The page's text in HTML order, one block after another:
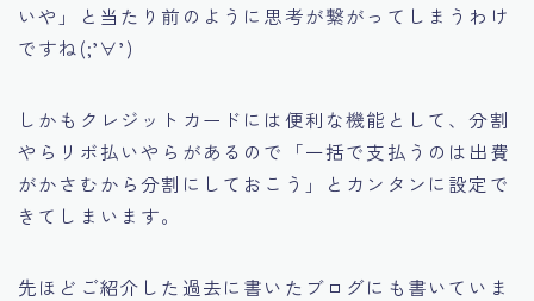
いや」
と当たり前のように思考が繋がってしまうわけ
ですね(;’∀’)
しかもクレジットカードには便利な機能として、分割
やらリボ払いやらがあるので
「一括で支払うのは出費
がかさむから分割にしておこう」
とカンタンに設定で
きてしまいます。
先ほどご紹介した過去に書いたブログにも書いていま